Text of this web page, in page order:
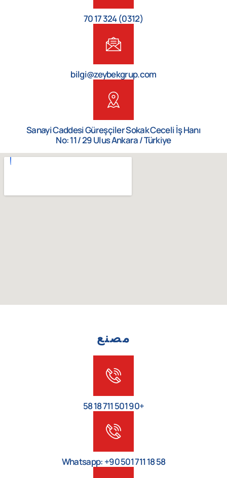
(0312) 324 17 70
bilgi@zeybekgrup.com
Sanayi Caddesi Güreşçiler Sokak Ceceli İş Hanı
No: 11 / 29 Ulus Ankara / Türkiye
مصنع
+90 501 711 18 58
Whatsapp: +90 501 711 18 58